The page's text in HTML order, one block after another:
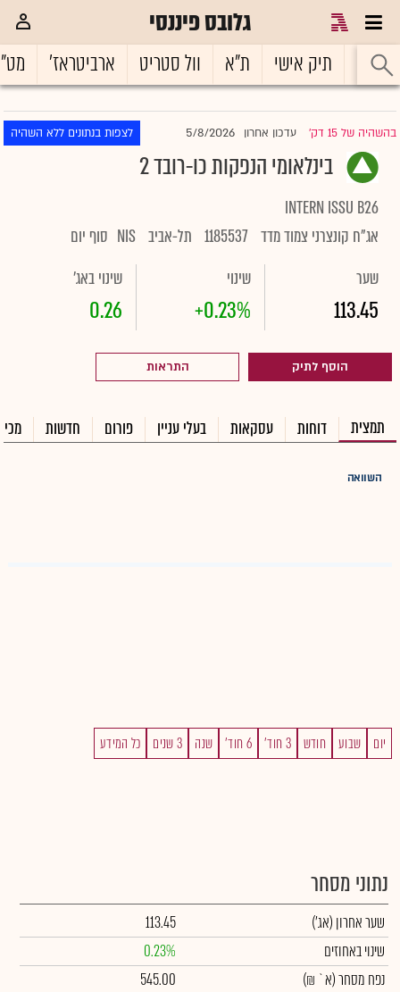
גלובס פיננסי
ראשי תיק אישי ת"א וול סטריט ארביטראז'
בהשהיה של 15 דק' |עדכון אחרון 5/8/2026 לצפות בנתונים ללא השהיה
בינלאומי הנפקות כו-רובד 2
INTERN ISSU B26
אג"ח קונצרני צמוד מדד 1185537 תל-אביב NIS סוף יום
שער
113.45
שינוי
+0.23%
שינוי באג'
0.26
הוסף לתיק התראות
תמצית דוחות עסקאות בעלי עניין פורום חדשות
השוואה
יום שבוע חודש 3 חוד' 6 חוד' שנה 3 שנים כל המידע
נתוני מסחר
שער אחרון (אג')
113.45
שינוי באחוזים
0.23%
נפח מסחר(א` ₪)
545.00